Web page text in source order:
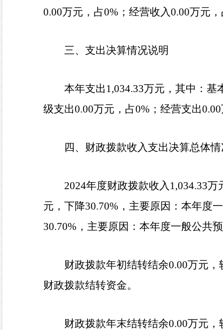
0.00万元，占0% ；经营收入0.00万元
三、支出决算情况说明
本年支出 1,034.33万元，其中：基
级支出0.00万元，占0% ；经营支出0.00
四、财政拨款收入支出决算总体
2024年度财政拨款收入 1,034.33万
元，下降30.70% ， 主要原因： 本年度
30.70% ，主要原因： 本年度一般公共
财政拨款年初结转结余0.00万元，
财政拨款结转资金。
财政拨款年末结转结余0.00万元，